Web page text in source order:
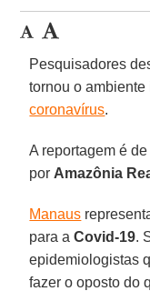
Pesquisadores
tornou o
coronavírus.
A reportagem é de
por Amazônia
Manaus
para a Covid-19.
epidemiologistas
fazer o oposto do